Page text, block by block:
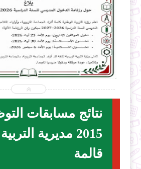
2026-07-31
ecoledz.net
نتائج مسابقات
2015 مديرية
قالمة